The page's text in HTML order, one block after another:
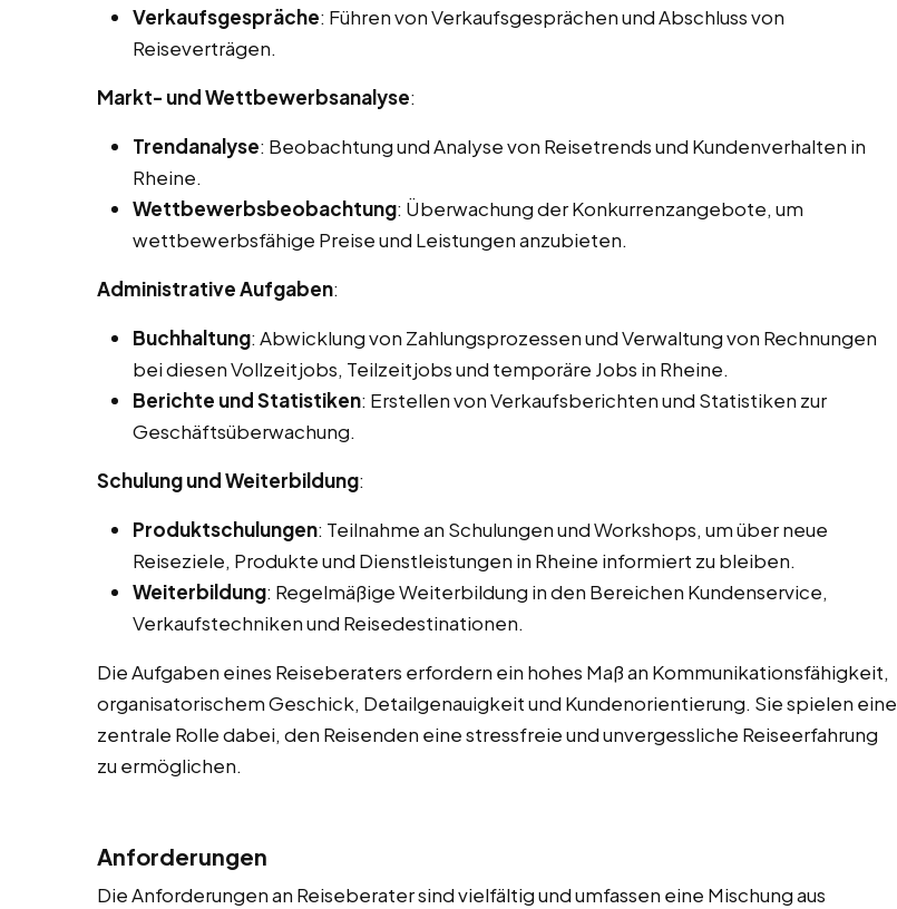
Verkaufsgespräche: Führen von Verkaufsgesprächen und Abschluss von
Reiseverträgen.
Markt- und Wettbewerbsanalyse:
Trendanalyse: Beobachtung und Analyse von Reisetrends und Kundenverhalten in
Rheine.
Wettbewerbsbeobachtung: Überwachung der Konkurrenzangebote, um
wettbewerbsfähige Preise und Leistungen anzubieten.
Administrative Aufgaben:
Buchhaltung: Abwicklung von Zahlungsprozessen und Verwaltung von Rechnungen
bei diesen Vollzeitjobs, Teilzeitjobs und temporäre Jobs in Rheine.
Berichte und Statistiken: Erstellen von Verkaufsberichten und Statistiken zur
Geschäftsüberwachung.
Schulung und Weiterbildung:
Produktschulungen: Teilnahme an Schulungen und Workshops, um über neue
Reiseziele, Produkte und Dienstleistungen in Rheine informiert zu bleiben.
Weiterbildung: Regelmäßige Weiterbildung in den Bereichen Kundenservice,
Verkaufstechniken und Reisedestinationen.
Die Aufgaben eines Reiseberaters erfordern ein hohes Maß an Kommunikationsfähigkeit,
organisatorischem Geschick, Detailgenauigkeit und Kundenorientierung. Sie spielen eine
zentrale Rolle dabei, den Reisenden eine stressfreie und unvergessliche Reiseerfahrung
zu ermöglichen.
Anforderungen
Die Anforderungen an Reiseberater sind vielfältig und umfassen eine Mischung aus